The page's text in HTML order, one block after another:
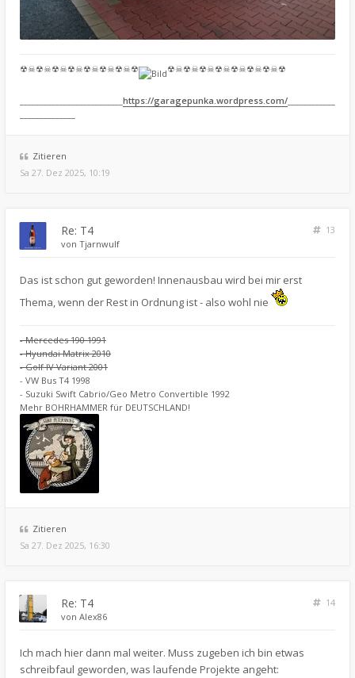
☢☠☢☠☢☠☢☠☢☠☢☠☢☠☢ ☢☠☢☠☢☠☢☠☢☠☢☠☢☠☢
https://garagepunka.wordpress.com/
Zitieren
Sa 27. Dez 2025, 10:19
Re: T4
13
von Tjarnwulf
Das ist schon gut geworden! Innenausbau wird bei mir erst
Thema, wenn der Rest in Ordnung ist - also wohl nie
- Mercedes 190 1991
- Hyundai Matrix 2010
- Golf IV Variant 2001
- VW Bus T4 1998
- Suzuki Swift Cabrio/Geo Metro Convertible 1992
Mehr BOHRHAMMER für DEUTSCHLAND!
Zitieren
Sa 27. Dez 2025, 16:30
Re: T4
14
von Alex86
Ich mach hier dann mal weiter. Muss zugeben ich bin etwas
schreibfaul geworden, was laufende Projekte angeht: